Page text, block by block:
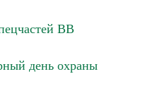
ВВ
день охраны